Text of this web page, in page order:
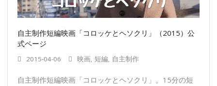
自主制作短編映画「コロッケとヘソクリ」（2015）公
式ページ
2015-04-06 映画 短編 自主制作
自主制作短編映画「コロッケとヘソクリ」。15分の短